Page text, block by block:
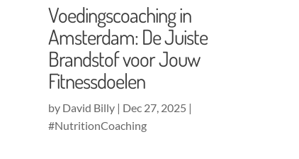
Voedingscoaching in
Amsterdam: De Juiste
Brandstof voor Jouw
Fitnessdoelen
by David Billy| Dec 27, 2025 |
#NutritionCoaching